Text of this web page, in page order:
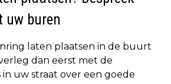
uw buren
laten plaatsen in de buurt
dan eerst met de
uw straat over een goede